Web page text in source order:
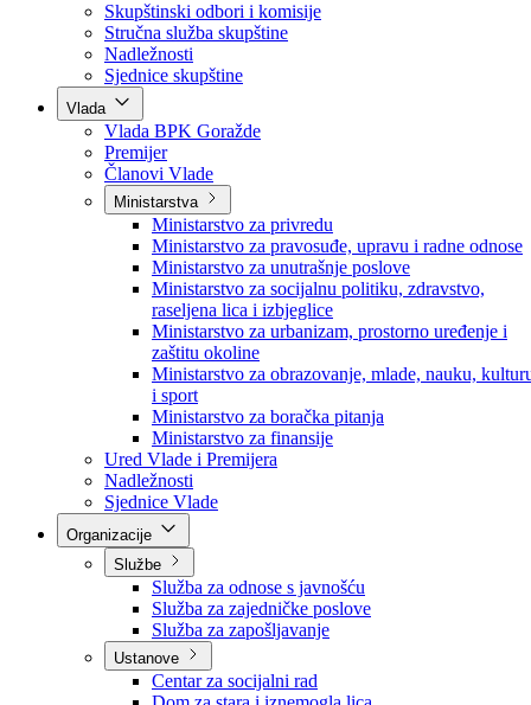
Poslanici po strankama
Poslanici po klubovima naroda
Kolegij skupštine
Skupštinski odbori i komisije
Stručna služba skupštine
Nadležnosti
Sjednice skupštine
Vlada
Vlada BPK Goražde
Premijer
Članovi Vlade
Ministarstva
Ministarstvo za privredu
Ministarstvo za pravosuđe, upravu i radne odnose
Ministarstvo za unutrašnje poslove
Ministarstvo za socijalnu politiku, zdravstvo,
raseljena lica i izbjeglice
Ministarstvo za urbanizam, prostorno uređenje i
zaštitu okoline
Ministarstvo za obrazovanje, mlade, nauku,
i sport
Ministarstvo za boračka pitanja
Ministarstvo za finansije
Ured Vlade i Premijera
Nadležnosti
Sjednice Vlade
Službe
Služba za odnose s javnošću
Služba za zajedničke poslove
Služba za zapošljavanje